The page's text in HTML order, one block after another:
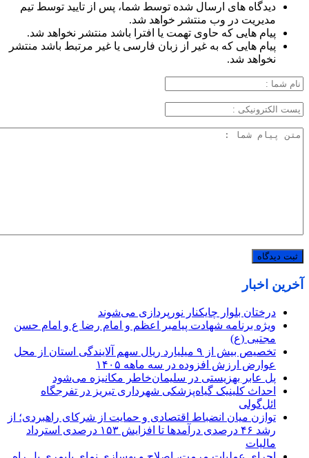
دیدگاه های ارسال شده توسط شما، پس از تایید توسط تیم
مدیریت در وب منتشر خواهد شد.
پیام هایی که حاوی تهمت یا افترا باشد منتشر نخواهد شد.
پیام هایی که به غیر از زبان فارسی یا غیر مرتبط باشد منتشر
نخواهد شد.
آخرین اخبار
درختان بلوار چایکنار نورپردازی می‌شوند
ویژه برنامه شهادت پیامبر اعظم و امام رضا ع و امام حسن
مجتبی (ع)
تخصیص بیش از ۹ میلیارد ریال سهم آلایندگی استان از محل
عوارض ارزش افزوده در سه ماهه ۱۴۰۵
پل عابر بهزیستی در سلیمان‌خاطر مکانیزه می‌شود
احداث کلینیک گیاه‌پزشکی شهرداری تبریز در تفرجگاه
ائل‌گولی
توازن میان انضباط اقتصادی و حمایت از شرکای راهبردی؛ از
رشد ۴۶ درصدی درآمدها تا افزایش ۱۵۳ درصدی استرداد
مالیات